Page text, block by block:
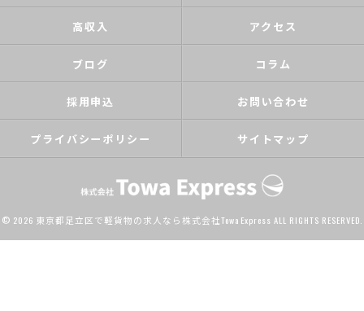
高収入 アクセス
ブログ コラム
採用申込 お問い合わせ
プライバシーポリシー サイトマップ
© 2026 東京都足立区で軽貨物の求人なら株式会社Towa Express ALL RIGHTS RESERVED.